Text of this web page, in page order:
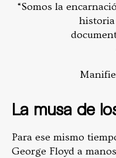
“Somos la
historia
La musa de
Para ese mismo
George Floyd a